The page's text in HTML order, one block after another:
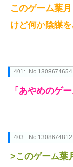
このゲーム葉
けど何か陰謀
401: No.1308674654
「あやめのゲ
403:
>このゲーム葉